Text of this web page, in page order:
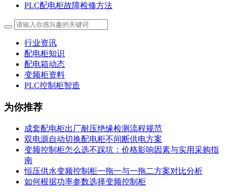
PLC配电柜故障检修方法
行业资讯
配电柜知识
配电箱动态
变频柜资料
PLC控制柜智造
为你推荐
成套配电柜出厂耐压绝缘检测流程规范
双电源自动切换配电柜不间断供电方案
变频控制柜怎么选不踩坑：价格影响因素与实用采购指
南
恒压供水变频控制柜一拖一与一拖二方案对比分析
如何根据功率参数选择变频控制柜